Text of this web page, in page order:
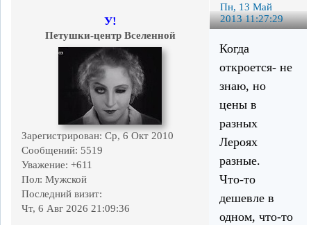
Пн, 13 Май
2013 11:27:29
У!
Петушки-центр Вселенной
Зарегистрирован: Ср, 6 Окт 2010
Сообщений: 5519
Уважение: +611
Пол: Мужской
Последний визит:
Чт, 6 Авг 2026 21:09:36
Когда
откроется- не
знаю, но
цены в
разных
Лероях
разные.
Что-то
дешевле в
одном, что-то